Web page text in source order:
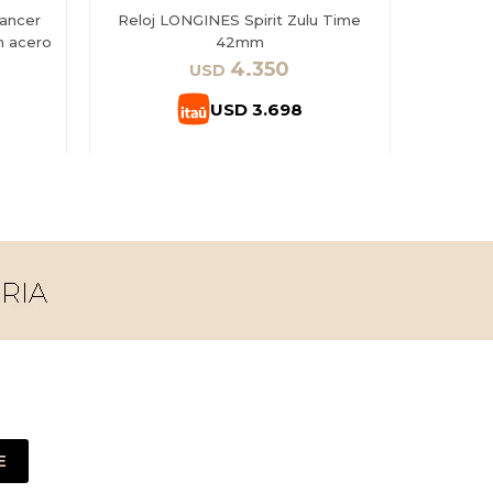
acero
Reloj LONGINES Spirit Zulu Time
42mm
USD 4.350
USD 3.698